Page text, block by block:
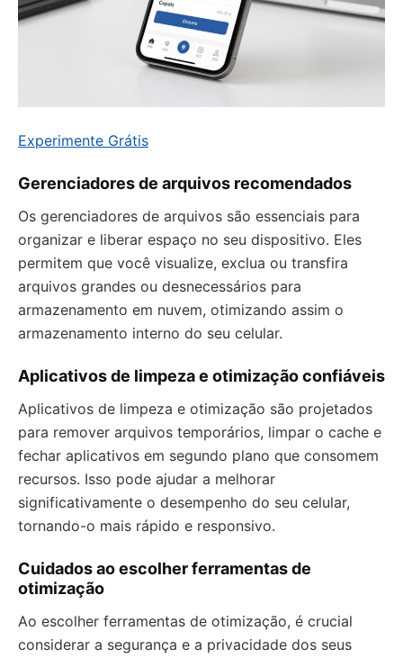
Experimente Grátis
Gerenciadores de arquivos recomendados
Os gerenciadores de arquivos são essenciais para
organizar e liberar espaço no seu dispositivo. Eles
permitem que você visualize, exclua ou transfira
arquivos grandes ou desnecessários para
armazenamento em nuvem, otimizando assim o
armazenamento interno do seu celular.
Aplicativos de limpeza e otimização confiáveis
Aplicativos de limpeza e otimização são projetados
para remover arquivos temporários, limpar o cache e
fechar aplicativos em segundo plano que consomem
recursos. Isso pode ajudar a melhorar
significativamente o desempenho do seu celular,
tornando-o mais rápido e responsivo.
Cuidados ao escolher ferramentas de
otimização
Ao escolher ferramentas de otimização, é crucial
considerar a segurança e a privacidade dos seus